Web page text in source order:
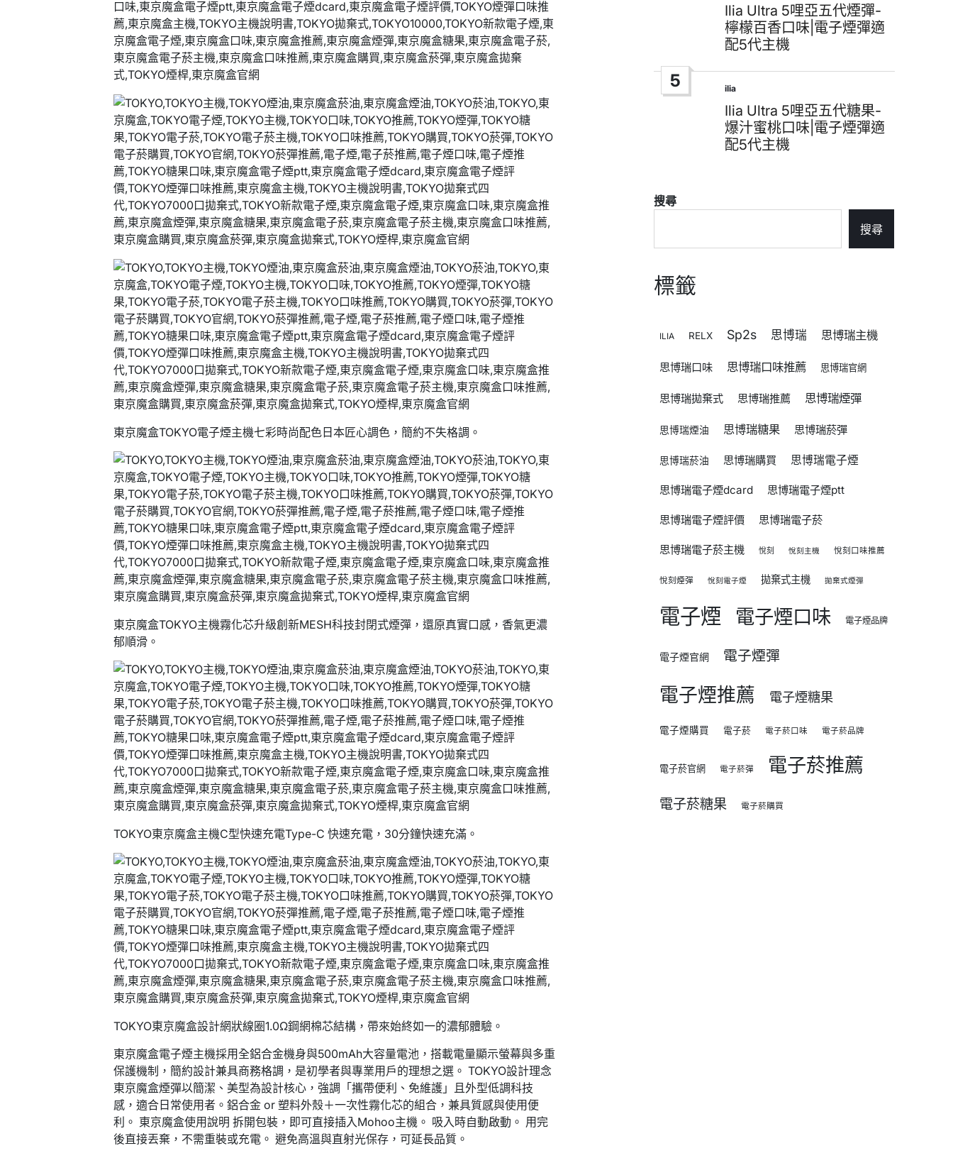
東京魔盒TOKYO電子煙主機七彩時尚配色日本匠心調色，簡約不失格調。
東京魔盒TOKYO主機霧化芯升級創新MESH科技封閉式煙彈，還原真實口感，香氣更濃
郁順滑。
TOKYO東京魔盒主機C型快速充電Type-C 快速充電，30分鐘快速充滿。
TOKYO東京魔盒設計網狀線圈1.0Ω鋼網棉芯結構，帶來始終如一的濃郁體驗。
東京魔盒電子煙主機採用全鋁合金機身與500mAh大容量電池，搭載電量顯示螢幕與多重
保護機制，簡約設計兼具商務格調，是初學者與專業用戶的理想之選。 TOKYO設計理念
東京魔盒煙彈以簡潔、美型為設計核心，強調「攜帶便利、免維護」且外型低調科技
感，適合日常使用者。鋁合金 or 塑料外殼＋一次性霧化芯的組合，兼具質感與使用便
利。 東京魔盒使用說明 拆開包裝，即可直接插入Mohoo主機。 吸入時自動啟動。 用完
後直接丟棄，不需重裝或充電。 避免高溫與直射光保存，可延長品質。
in
Ilia Ultra 5哩亞五代煙彈-
檸檬百香口味|電子煙彈適
配5代主機
5
Posted
in
ilia
Ilia Ultra 5哩亞五代糖果-
爆汁蜜桃口味|電子煙彈適
配5代主機
搜尋
搜尋
標籤
ILIA RELX Sp2s 思博瑞 思博瑞主機
思博瑞口味 思博瑞口味推薦 思博瑞官網
思博瑞拋棄式 思博瑞推薦 思博瑞煙彈
思博瑞煙油 思博瑞糖果 思博瑞菸彈
思博瑞菸油 思博瑞購買 思博瑞電子煙
思博瑞電子煙dcard 思博瑞電子煙ptt
思博瑞電子煙評價 思博瑞電子菸
思博瑞電子菸主機 悅刻 悅刻主機 悅刻口味推薦
悅刻煙彈 悅刻電子煙 拋棄式主機 拋棄式煙彈
電子煙 電子煙口味 電子煙品牌
電子煙官網 電子煙彈
電子煙推薦 電子煙糖果
電子煙購買 電子菸 電子菸口味 電子菸品牌
電子菸官網 電子菸彈 電子菸推薦
電子菸糖果 電子菸購買